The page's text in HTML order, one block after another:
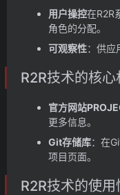
用户操控在R2R
角色的分配。
可观察性：供应
R2R技术的核心
官方网站
更多信息。
Git存储库：在
项目页面。
R2R技术的使用